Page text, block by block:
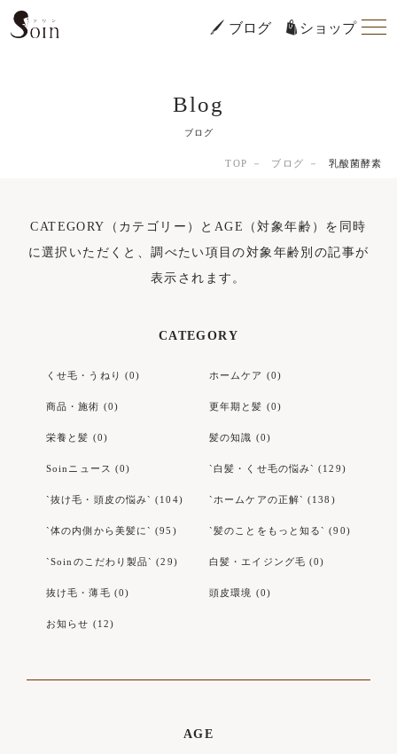
ブログ ショップ
Blog
ブログ
TOP ブログ 乳酸菌酵素
CATEGORY（カテゴリー）とAGE（対象年齢）を同時
に選択いただくと、調べたい項目の対象年齢別の記事が
表示されます。
CATEGORY
くせ毛・うねり (0) ホームケア (0)
商品・施術 (0) 更年期と髪 (0)
栄養と髪 (0) 髪の知識 (0)
Soinニュース (0) `白髪・くせ毛の悩み` (129)
`抜け毛・頭皮の悩み` (104) `ホームケアの正解` (138)
`体の内側から美髪に` (95) `髪のことをもっと知る` (90)
`Soinのこだわり製品` (29) 白髪・エイジング毛 (0)
抜け毛・薄毛 (0) 頭皮環境 (0)
お知らせ (12)
AGE